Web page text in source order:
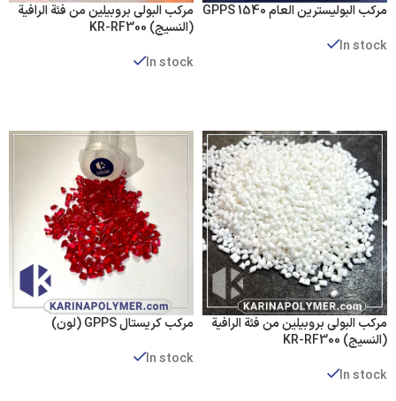
مركب البوليسترين العام GPPS 1540
In stock
مركب البولي بروبيلين من فئة الرافية
(النسيج) KR-RF300
In stock
مركب البولي بروبيلين من فئة الرافية
(النسيج) KR-RF300
In stock
مركب كريستال GPPS (لون)
In stock